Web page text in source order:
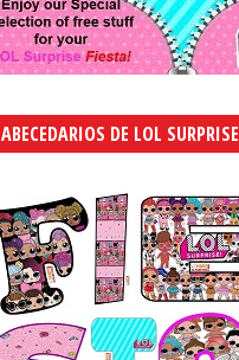
ABECEDARIOS DE LOL SURPRISE